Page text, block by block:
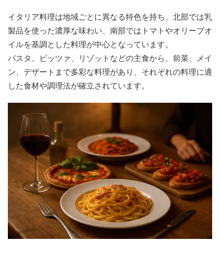
イタリア料理は地域ごとに異なる特色を持ち、北部では乳
製品を使った濃厚な味わい、南部ではトマトやオリーブオ
イルを基調とした料理が中心となっています。
パスタ、ピッツァ、リゾットなどの主食から、前菜、メイ
ン、デザートまで多彩な料理があり、それぞれの料理に適
した食材や調理法が確立されています。